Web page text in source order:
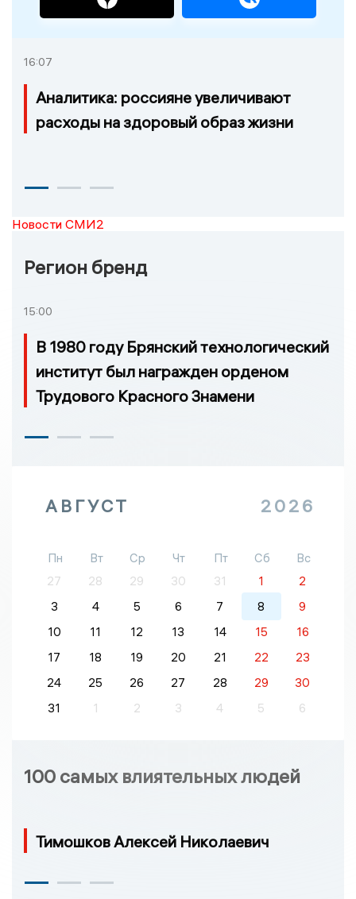
16:07
Аналитика: россияне увеличивают
расходы на здоровый образ жизни
Новости СМИ2
Регион бренд
15:00
В 1980 году Брянский технологический
институт был награжден орденом
Трудового Красного Знамени
АВГУСТ 2026
Пн Вт Ср Чт Пт Сб
Вс
27
28 29 30 31 1
2
3
4 5 6 7 8
9
10
11 12 13 14 15
16
17
18 19 20 21 22
23
24
25 26 27 28 29
30
31
1 2 3 4 5 6
100 самых влиятельных людей
Тимошков Алексей Николаевич